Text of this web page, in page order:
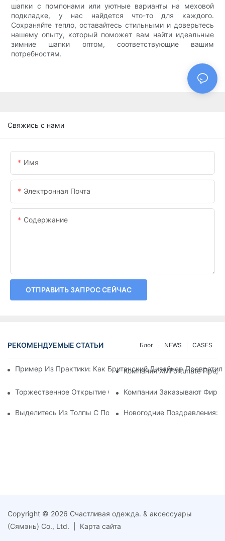
шапки с помпонами или уютные варианты на меховой
подкладке, у нас найдется что-то для каждого.
Сохраняйте тепло, оставайтесь стильными и доверьтесь
нашему опыту, который поможет вам найти идеальные
зимние шапки оптом, соответствующие вашим
потребностям.
Свяжись с нами
Имя
Электронная Почта
Содержание
ОТПРАВИТЬ ЗАПРОС СЕЙЧАС
РЕКОМЕНДУЕМЫЕ СТАТЬИ CASES
NEWS
Блог
Пример Из Практики: Как Британский Дизайнер
Компания XMFortunate
Торжественное Открытие Состоится В Праздничные Дни
Компании Заказывают
Выделитесь Из Толпы С Помощью Персонализированных
Новогодние Поздравления:
Copyright © 2026 Счастливая одежда. & аксессуары
(Сямэнь) Co., Ltd. |
Карта сайта